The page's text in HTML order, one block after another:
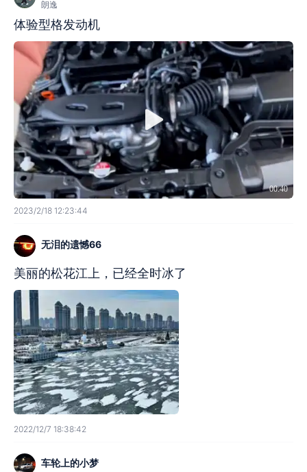
朗逸
体验型格发动机
00:40
2023/2/18 12:23:44
无泪的遗憾66
美丽的松花江上，已经全时冰了
2022/12/7 18:38:42
车轮上的小梦